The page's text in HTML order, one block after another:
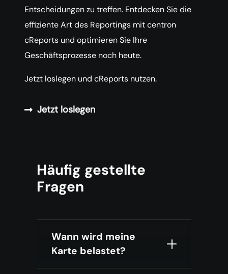
Entscheidungen zu treffen. Entdecken Sie die
effiziente Art des Reportings mit centron
cReports und optimieren Sie Ihre
Geschäftsprozesse noch heute.
Jetzt loslegen und cReports nutzen.
Jetzt loslegen
Häufig gestellte
Fragen
Wann wird meine
Karte belastet?